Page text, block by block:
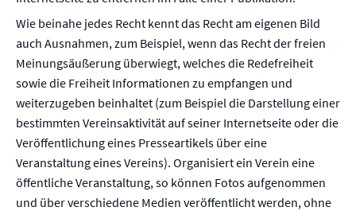
Wie beinahe jedes Recht kennt das Recht am eigenen Bild
auch Ausnahmen, zum Beispiel, wenn das Recht der freien
Meinungsäußerung überwiegt, welches die Redefreiheit
sowie die Freiheit Informationen zu empfangen und
weiterzugeben beinhaltet (zum Beispiel die Darstellung einer
bestimmten Vereinsaktivität auf seiner Internetseite oder die
Veröffentlichung eines Presseartikels über eine
Veranstaltung eines Vereins). Organisiert ein Verein eine
öffentliche Veranstaltung, so können Fotos aufgenommen
und über verschiedene Medien veröffentlicht werden, ohne